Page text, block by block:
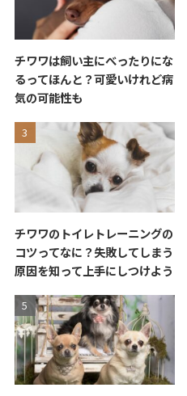
チワワは飼い主にべったりにな
るってほんと？可愛いけれど病
気の可能性も
チワワのトイレトレーニングの
コツってなに？失敗してしまう
原因を知って上手にしつけよう